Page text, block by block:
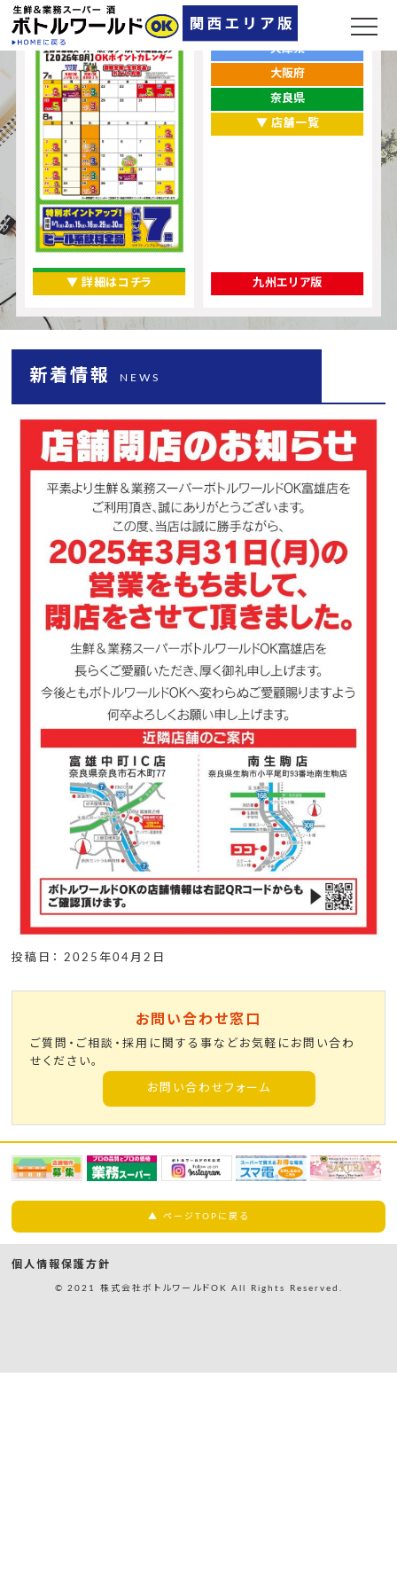
ポイントカレンダー
▼ 詳細はコチラ
お店をエリアから探す
兵庫県
大阪府
奈良県
▼ 店舗一覧
九州エリア版
新着情報 NEWS
投稿日： 2025年04月2日
お問い合わせ窓口
ご質問・ご相談・採用に関する事などお気軽にお問い合わ
せください。
お問い合わせフォーム
▲ ページTOPに戻る
個人情報保護方針
© 2021 株式会社ボトルワールドOK All Rights Reserved.